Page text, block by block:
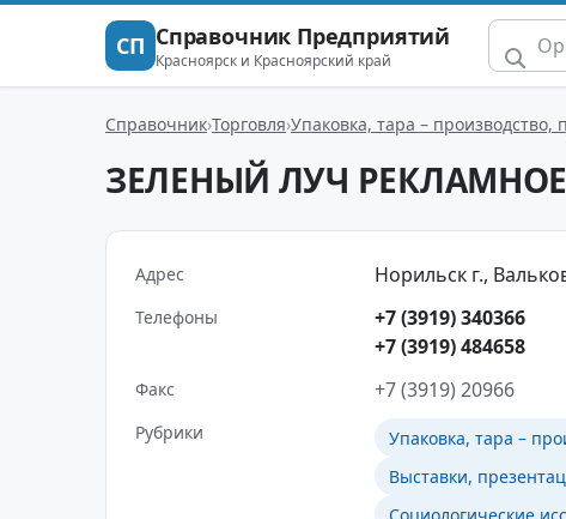
СП Справочник Предприятий
Красноярск и Красноярский край
Справочник Торговля Упаковка, тара – производство,
ЗЕЛЕНЫЙ ЛУЧ РЕКЛАМНОЕ
Адрес Норильск г.,
Телефоны
+7 (3919) 340366
+7 (3919) 484658
Факс +7 (3919) 20966
Рубрики Упаковка, тара –
Выставки,
Социологические